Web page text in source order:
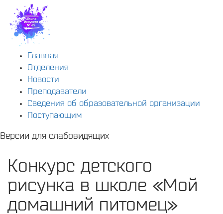
Главная
Отделения
Новости
Преподаватели
Сведения об образовательной организации
Поступающим
Версии для слабовидящих
Конкурс детского
рисунка в школе «Мой
домашний питомец»